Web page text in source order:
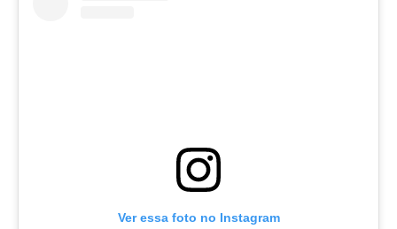
Ver essa foto no Instagram